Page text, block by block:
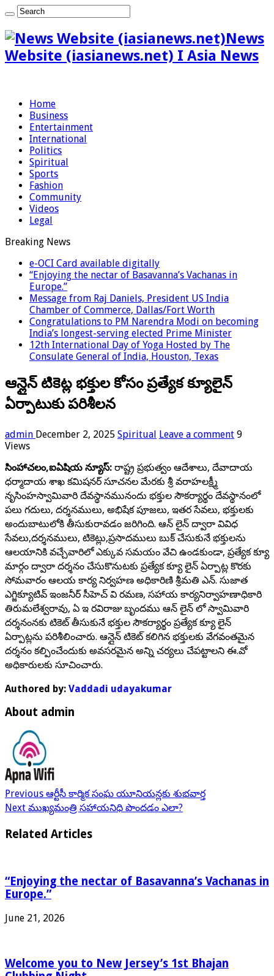
News
Website (iasianews.net) I Asia News
Home
Business
Entertainment
International
Politics
Spiritual
Sports
Fashion
Community
Videos
Legal
Breaking News
e-OCI Card available digitally
“Enjoying the nectar of Basavanna’s Vachanas in
Europe.”
Message from Raj Daniels, President US India
Chamber of Commerce, Dallas/Fort Worth
Congratulations to PM Narendra Modi on becoming
India’s longest-serving elected Prime Minister
12th International Day of Yoga Hosted by The
Consulate General of India, Houston, Texas
ఆన్లైన్ టికెట్ల భక్తుల కోసం ప్రత్యేక క్యూలైన్
ఏర్పాటుకు పరిశీలన
admin December 2, 2025 Spiritual Leave a comment 9
Views
సింహాచలం,ఐఏషియ న్యూస్: రాష్ట్ర ప్రభుత్వం ఆదేశాలు, దేవాదాయ
ధర్మాదాయ శాఖ కమిషనర్ సూచనల మేరకు శ్రీ వరాహలక్ష్మీ
నృసింహస్వామివారి దేవస్థానమునందు భక్తుల సౌకర్యార్థం దేవస్థానంలో
పలు గదులు, దర్శనములు, అభిషేక పూజలు, ఇతర సేవలు, భక్తులకు
అందుబాటులోకి తీసుకురావడం జరిగింది. ఆన్ లైన్ ద్వారా వివిధ
సేవలు,దర్శనములు, టికెట్లు,ప్రసాదములు బుక్ చేసుకునే భక్తులను
ఆలయానికి వచ్చేవారిలో ఎక్కువ సమయం వేచి ఉండకుండా, ప్రత్యేక క్యూ
మార్గం ద్వారా దర్శనం చేసుకొనుటకు ప్రత్యేక క్యూ లైన్ ఏర్పాట్ల కొరకు
సోమవారం ఆలయ కార్య నిర్వహణ అధికారిణి శ్రీమతి ఎన్. సుజాత
ఎగ్జిక్యూటివ్ ఇంజనీర్ సీహెచ్ వి రమణ, సహాయ కార్యనిర్వాహణాధికారి
తిరుమలేశ్వరావు, ఏ ఇ రవిరాజు బృందము ఆన్ లైన్ లో స్వామివారి
దర్శనంనకు టికెట్ తీసుకునే భక్తుల సౌకర్యార్థం ప్రత్యేక క్యూ లైన్
ఏర్పాట్లను పరిశీలించారు. ఆన్లైన్ టికెట్ కలిగిన భక్తులకు వేగవంతమైన
దర్శనం కల్పించేందుకు అవసరమైన అన్ని చర్యలు చేపట్టాలని ఈ.వో
అధికారులకు సూచించారు.
Authored by: Vaddadi udayakumar
About admin
Previous ఆర్టీసీ కార్మిక సంఘ యూనియన్లకు శుభవార్త
Next ముఖ్యమంత్రి సహాయనిధి పొందడం ఎలా?
Related Articles
“Enjoying the nectar of Basavanna’s Vachanas in
Europe.”
June 21, 2026
Welcome you to New Jersey’s 1st Bhajan